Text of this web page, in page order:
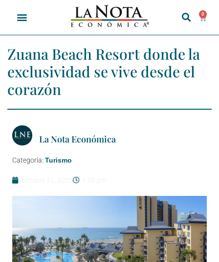
0
Zuana Beach Resort donde la
exclusividad se vive desde el
corazón
La Nota Económica
Categoría: Turismo